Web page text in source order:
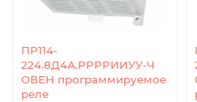
ПР114-
224.8Д4А.РРРРИИУУ-Ч
ОВЕН программируемое
реле